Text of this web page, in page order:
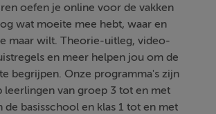
oefen je online voor de vakken
wat moeite mee hebt, waar en
maar wilt. Theorie-uitleg, video-
en meer helpen jou om de
begrijpen. Onze programma's zijn
leerlingen van groep 3 tot en met
de basisschool en klas 1 tot en met